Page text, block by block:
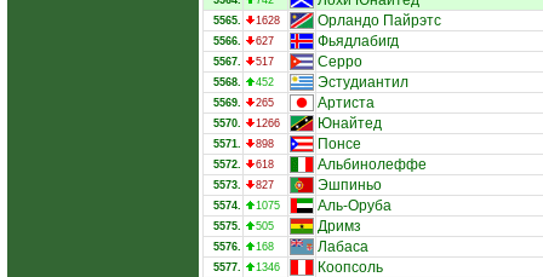
5565. 1628 Орландо Пайрэтс
5566. 627 Фьядлабигд
5567. 517 Серро
5568. 452 Эстудиантил
5569. 265 Артиста
5570. 1266 Юнайтед
5571. 898 Понсе
5572. 618 Альбинолеффе
5573. 827 Эшпиньо
5574. 1075 Аль-Оруба
5575. 505 Дримз
5576. 168 Лабаса
5577. 1346 Коопсоль